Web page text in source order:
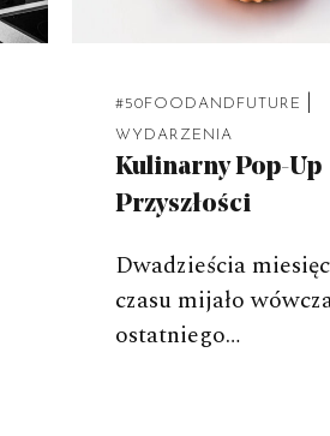
#50FOODANDFUTURE |
WYDARZENIA
Kulinarny Pop-Up
Przyszłości
Dwadzieścia
czasu mijało
ostatniego…